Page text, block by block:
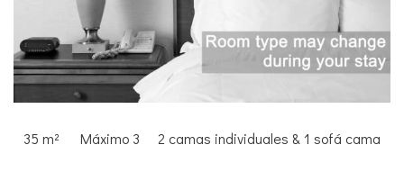
35 m² Máximo 3 2 camas individuales & 1 sofá cama